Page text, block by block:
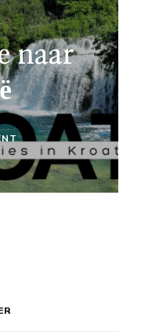
naar
ON
OP
VAKANTIE
NAAR
KROATIË